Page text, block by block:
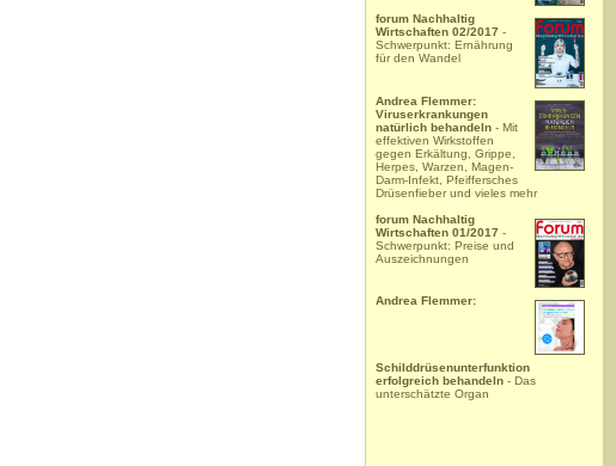
forum Nachhaltig
Wirtschaften 02/2017 -
Schwerpunkt: Ernährung
für den Wandel
Andrea Flemmer:
Viruserkrankungen
natürlich behandeln - Mit
effektiven Wirkstoffen
gegen Erkältung, Grippe,
Herpes, Warzen, Magen-
Darm-Infekt, Pfeiffersches
Drüsenfieber und vieles mehr
forum Nachhaltig
Wirtschaften 01/2017 -
Schwerpunkt: Preise und
Auszeichnungen
Andrea Flemmer:
Schilddrüsenunterfunktion
erfolgreich behandeln - Das
unterschätzte Organ